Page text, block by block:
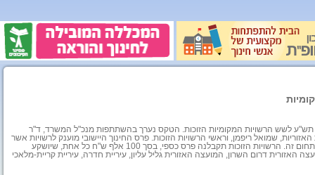
תש"ע לשש הרשויות המקומיות הזוכות. הטקס נערך בהשתתפות מנכ"ל המשרד, ד"ר
שמואל ריפמן, וראשי הרשויות הזוכות. פרס החינוך היישובי מוענק לרשויות אשר
השקיען בצורה בולטת בחינוך והובילו תוכניות ותהליכים ייחודיים וחדשניים בתחום זה. הרשויות הזוכות תקבלנה פרס כספי, בסך 100 אלף ש"ח כל אחת, שיושקע
האזורית דרום השרון, המועצה האזורית גליל עליון, עיריית חדרה, עיריית קריית-מלאכי